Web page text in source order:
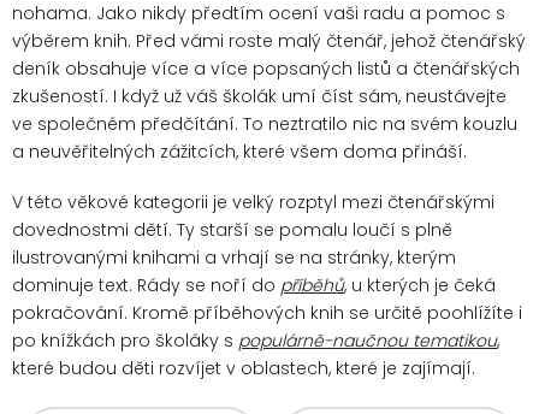
nohama. Jako nikdy předtím ocení vaši radu a pomoc s
výběrem knih. Před vámi roste malý čtenář, jehož čtenářský
deník obsahuje více a více popsaných listů a čtenářských
zkušeností. I když už váš školák umí číst sám, neustávejte
ve společném předčítání. To neztratilo nic na svém kouzlu
a neuvěřitelných zážitcích, které všem doma přináší.
V této věkové kategorii je velký rozptyl mezi čtenářskými
dovednostmi dětí. Ty starší se pomalu loučí s plně
ilustrovanými knihami a vrhají se na stránky, kterým
dominuje text. Rády se noří do příběhů, u kterých je čeká
pokračování. Kromě příběhových knih se určitě poohlížíte i
po knížkách pro školáky s populárně-naučnou tematikou,
které budou děti rozvíjet v oblastech, které je zajímají.